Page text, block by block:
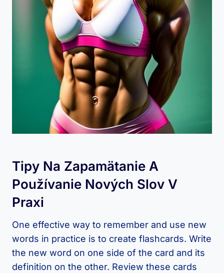
Tipy Na Zapamätanie A
Používanie Nových Slov ⁤v
⁤praxi
One effective ⁤way to remember and use new
words in practice⁣ is‌ to create ‍flashcards. Write
the new word on one side of⁤ the card and​ its​
definition on​ the other. Review these cards